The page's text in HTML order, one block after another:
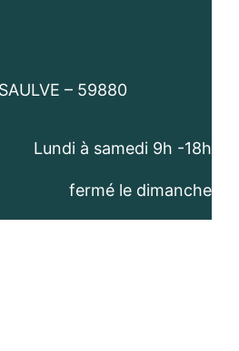
– 59880
Lundi à samedi 9h -18h​
fermé le dimanche